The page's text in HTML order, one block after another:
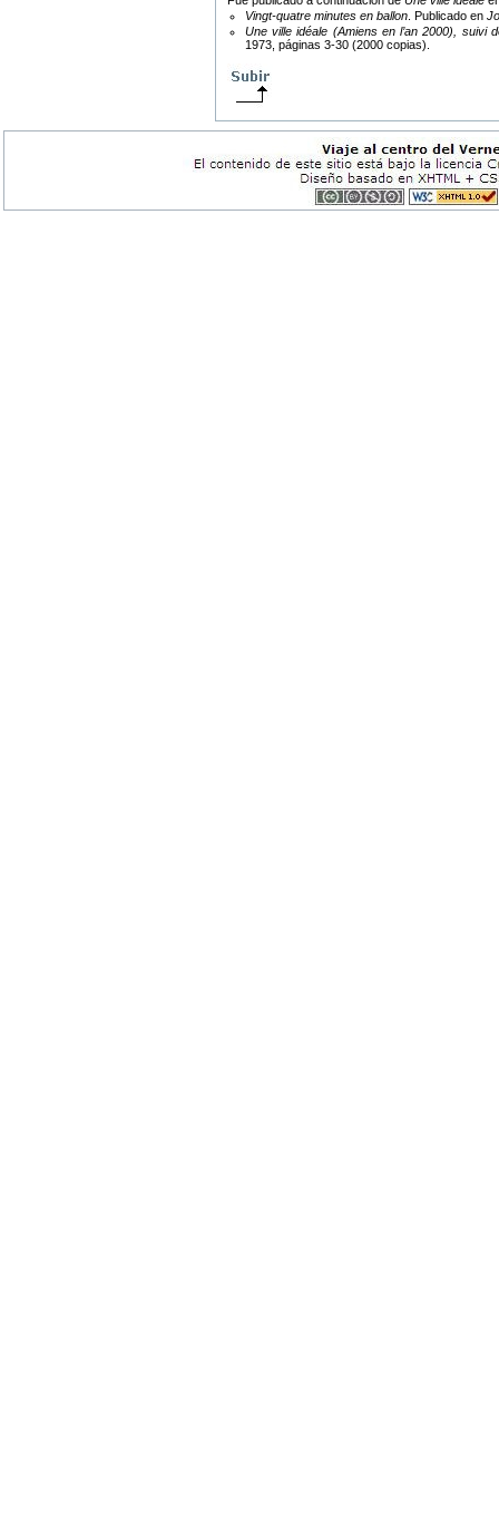
Vingt-quatre minutes en ballon . Publicado en
Une ville idéale (Amiens en l’an 2000), suivi
1973, páginas 3-30 (2000 copias).